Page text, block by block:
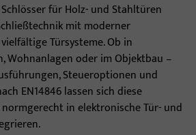
für Holz- und Stahltüren
mit moderner
Türsysteme. Ob in
Wohnanlagen oder im Objektbau –
Steueroptionen und
EN14846 lassen sich diese
in elektronische Tür- und